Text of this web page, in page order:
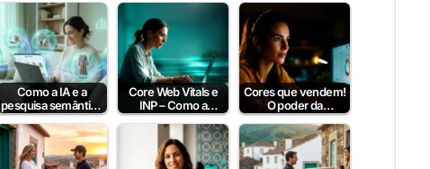
Como a IA e a
pesquisa semântica
podem aumentar a
taxa de conversão?
Core Web Vitals e
INP – Como a
Velocidade e
Interatividade do…
Cores que vendem!
O poder da
psicologia da cor
para aumentar…